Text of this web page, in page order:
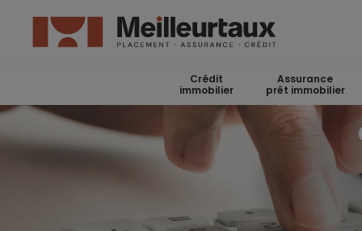
Crédit
immobilier
Assurance
prêt immobilier